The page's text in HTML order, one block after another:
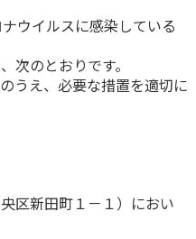
イン
金のご請求
業経営でお悩みの方はこ
覧
ウイルスに感染している
次のとおりです。
うえ、必要な措置を適切に
区新田町１－１）におい